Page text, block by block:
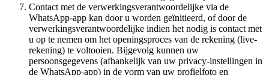
Contact met de verwerkingsverantwoordelijke via de
WhatsApp-app kan door u worden geïnitieerd, of door de
verwerkingsverantwoordelijke indien het nodig is contact met
u op te nemen om het openingsproces van de rekening (live-
rekening) te voltooien. Bijgevolg kunnen uw
persoonsgegevens (afhankelijk van uw privacy-instellingen in
de WhatsApp-app) in de vorm van uw profielfoto en